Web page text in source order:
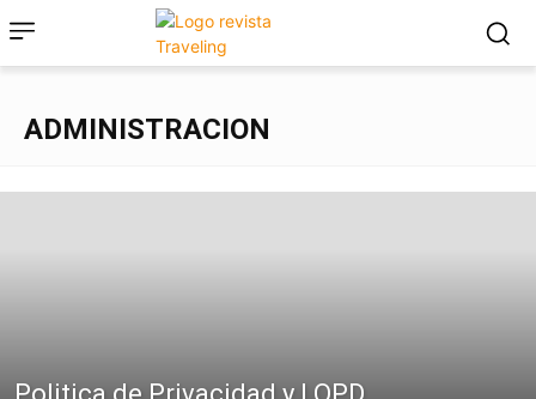
ADMINISTRACION